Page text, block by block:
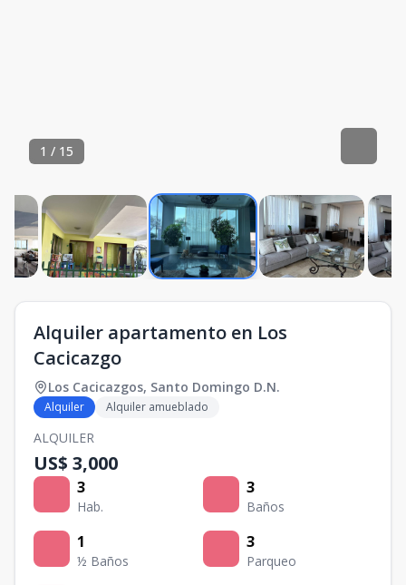
1 / 15
Alquiler apartamento en Los
Cacicazgo
Los Cacicazgos, Santo Domingo D.N.
Alquiler Alquiler amueblado
ALQUILER
US$ 3,000
3
Hab.
3
Baños
1
½ Baños
3
Parqueo